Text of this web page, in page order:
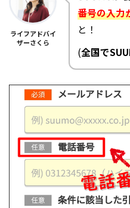
ライフアドバイ
ザーさくら
番号の入力
と！
(全国で